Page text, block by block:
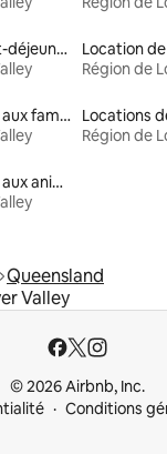
Locations avec petit-déjeuner
Région de
Locations adaptées aux familles
Locations
Région de
Locations adaptées aux animaux
Queensland
Valley
© 2026 Airbnb, Inc.
Conditions